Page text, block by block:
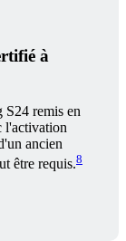
à
S24 remis en
l'activation
ancien
être requis.8